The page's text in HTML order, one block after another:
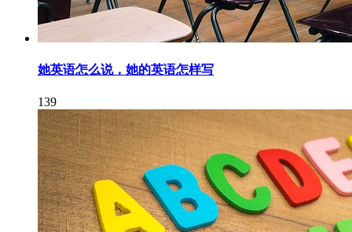
她英语怎么说，她的英语怎样写
139